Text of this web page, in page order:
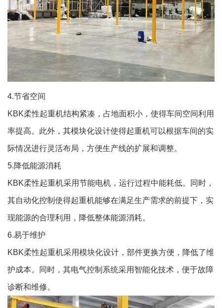
4.节省空间
KBK柔性起重机结构紧凑，占地面积小，使得车间空间利用
率提高。此外，其模块化设计使得起重机可以根据车间的实
际情况进行灵活布局，方便生产线的扩展和调整。
5.降低能源消耗
KBK柔性起重机采用节能电机，运行过程中能耗低。同时，
其自动化控制使得起重机能够在满足生产需求的前提下，实
现能源的合理利用，降低整体能源消耗。
6.易于维护
KBK柔性起重机采用模块化设计，部件更换方便，降低了维
护成本。同时，其电气控制系统采用智能化技术，便于故障
诊断和维修。